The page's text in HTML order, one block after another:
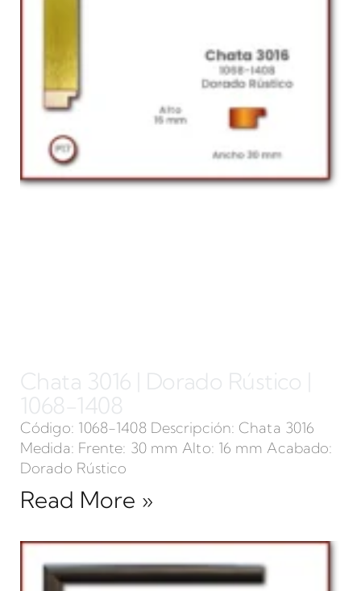
Chata 3016 | Dorado Rústico |
1068-1408
Código: 1068-1408 Descripción: Chata 3016
Medida: Frente: 30 mm Alto: 16 mm Acabado:
Dorado Rústico
Read More »